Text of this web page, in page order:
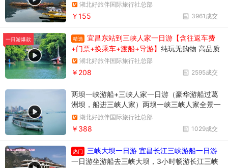
湖北好旅伴国际旅行社总部
3961成交
￥155
一日游爆款 精选
宜昌东站到三峡人家一日游【含往返车费
+门票+换乘车+渡船+导游】 纯玩无购物 高品质
享受当地跟团一日游
湖北好旅伴国际旅行社总部
2595成交
￥208
两坝一峡游船+三峡人家一日游（豪华游船过葛
洲坝，船进三峡人家）两坝一峡三峡人家全景一
日游湖北好旅伴国际旅行社总部
1029成交
￥388
热门
三峡大坝一日游 宜昌长江三峡游船一日游
一日游坐游船去三峡大坝，3小时畅游长江三峡